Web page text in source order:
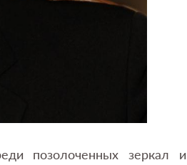
позолоченных зеркал и